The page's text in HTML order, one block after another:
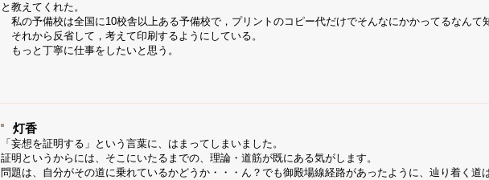
と教えてくれた。
私の予備校は全国に10校舎以上ある予備校で，プリントのコピー代だけでそんなにかかってるなんて
それから反省して，考えて印刷するようにしている。
もっと丁寧に仕事をしたいと思う。
灯香
「妄想を証明する」という言葉に、はまってしまいました。
証明というからには、そこにいたるまでの、理論・道筋が既にある気がします。
問題は、自分がその道に乗れているかどうか・・・ん？でも御殿場線経路があったように、辿り着く道